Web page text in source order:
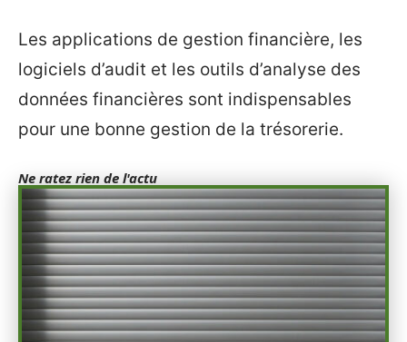
Les applications de gestion financière, les
logiciels d’audit et les outils d’analyse des
données financières sont indispensables
pour une bonne gestion de la trésorerie.
Ne ratez rien de l'actu